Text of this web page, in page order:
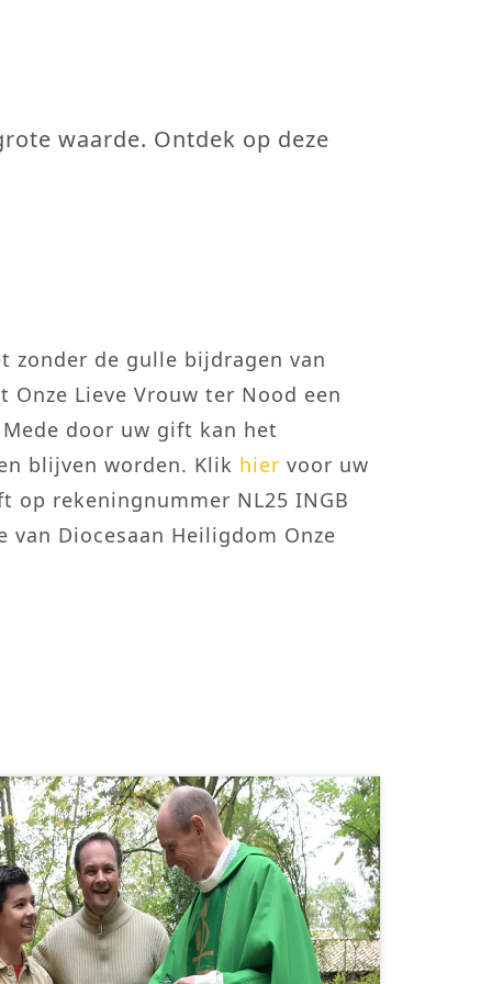
waarde. Ontdek op deze
zonder de gulle bijdragen van
Onze Lieve Vrouw ter Nood een
door uw gift kan het
blijven worden. Klik hier voor uw
rekeningnummer NL25 INGB
van Diocesaan Heiligdom Onze